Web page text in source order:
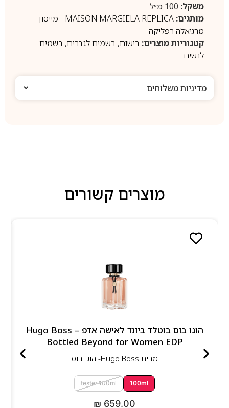
משקל:100 מ״ל
מותגים:
MAISON MARGIELA REPLICA - מייסון
מרגיאלה רפליקה
קטגוריות מוצרים: בישום, בשמים לגברים, בשמים
לנשים
מדיניות משלוחים
מוצרים קשורים
הוגו בוס בוטלד ביונד לאישה אדפ – Hugo Boss
Bottled Beyond for Women EDP
מבית Hugo Boss- הוגו בוס
100ml
tester 100ml
₪ 659.00